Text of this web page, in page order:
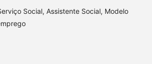
Social, Assistente Social, Modelo